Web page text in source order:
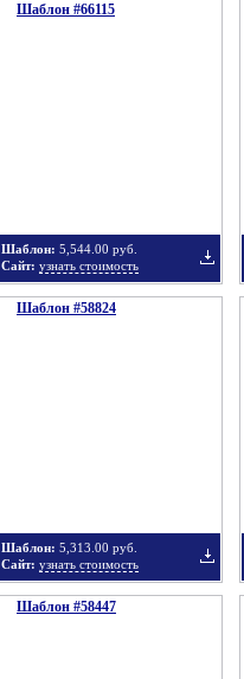
Шаблон #66115
Шаблон: 5,544.00 руб.
Сайт: узнать стоимость
Шаблон #58824
Шаблон: 5,313.00 руб.
Сайт: узнать стоимость
Шаблон #58447